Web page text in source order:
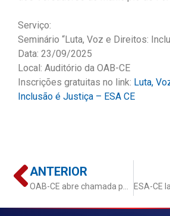
Serviço:
Seminário “Luta, Voz e Direitos:
Data: 23/09/2025
Local: Auditório da OAB-CE
Inscrições gratuitas no link: Luta,
Inclusão é Justiça – ESA CE
ANTERIOR